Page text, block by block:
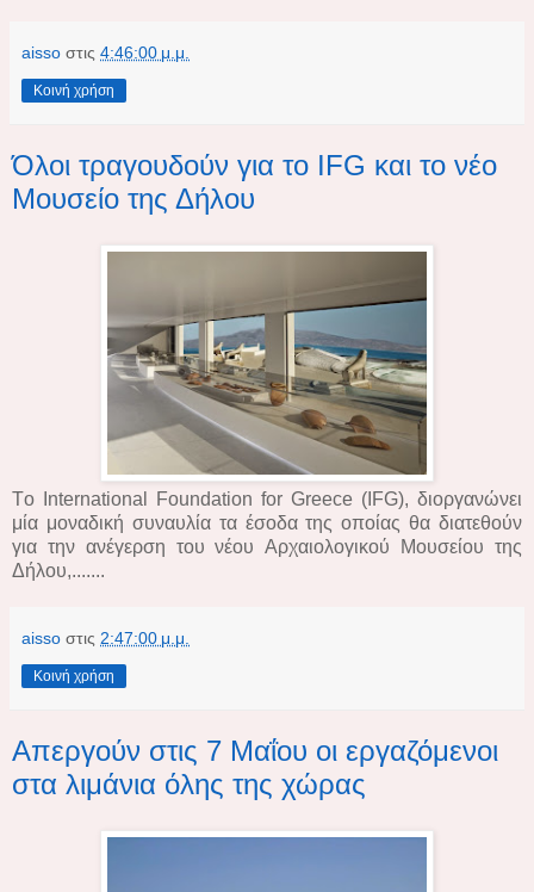
aisso στις 4:46:00 μ.μ.
Κοινή χρήση
Όλοι τραγουδούν για το IFG και το νέο
Μουσείο της Δήλου
Τo International Foundation for Greece (IFG), διοργανώνει
μία μοναδική συναυλία τα έσοδα της οποίας θα διατεθούν
για την ανέγερση του νέου Aρχαιολογικού Μουσείου της
Δήλου,.......
aisso στις 2:47:00 μ.μ.
Κοινή χρήση
Απεργούν στις 7 Μαΐου οι εργαζόμενοι
στα λιμάνια όλης της χώρας